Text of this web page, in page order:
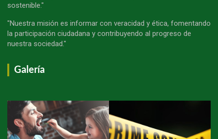
sostenible."
"Nuestra misión es informar con veracidad y ética, fomentando
la participación ciudadana y contribuyendo al progreso de
nuestra sociedad."
Galería